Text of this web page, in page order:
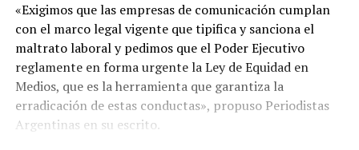
«Exigimos que las empresas de comunicación cumplan
con el marco legal vigente que tipifica y sanciona el
maltrato laboral y pedimos que el Poder Ejecutivo
reglamente en forma urgente la Ley de Equidad en
Medios, que es la herramienta que garantiza la
erradicación de estas conductas», propuso Periodistas
Argentinas en su escrito.